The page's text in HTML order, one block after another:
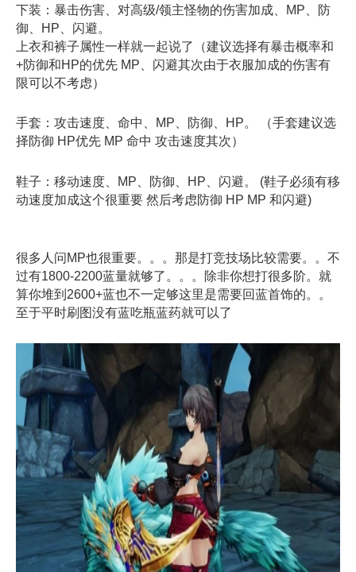
下装：暴击伤害、对高级/领主怪物的伤害加成、MP、防
御、HP、闪避。
上衣和裤子属性一样就一起说了（建议选择有暴击概率和
+防御和HP的优先 MP、闪避其次由于衣服加成的伤害有
限可以不考虑）
手套：攻击速度、命中、MP、防御、HP。 （手套建议选
择防御 HP优先 MP 命中 攻击速度其次）
鞋子：移动速度、MP、防御、HP、闪避。 (鞋子必须有移
动速度加成这个很重要 然后考虑防御 HP MP 和闪避)
很多人问MP也很重要。。。那是打竞技场比较需要。。不
过有1800-2200蓝量就够了。。。除非你想打很多阶。就
算你堆到2600+蓝也不一定够这里是需要回蓝首饰的。。
至于平时刷图没有蓝吃瓶蓝药就可以了